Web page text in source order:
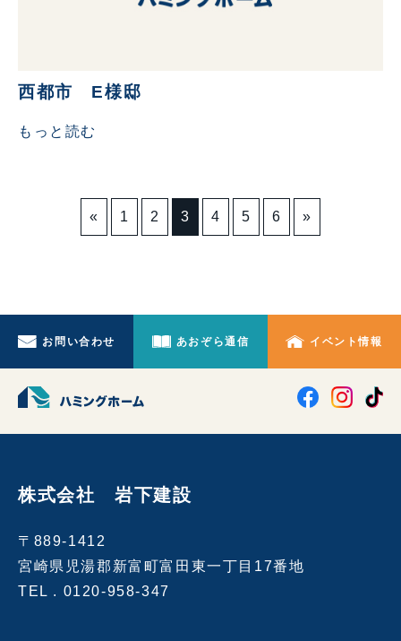
西都市 E様邸
もっと読む
« 1 2 3 4 5 6 »
お問い合わせ あおぞら通信 イベント情報
株式会社 岩下建設
〒889-1412
宮崎県児湯郡新富町富田東一丁目17番地
TEL . 0120-958-347